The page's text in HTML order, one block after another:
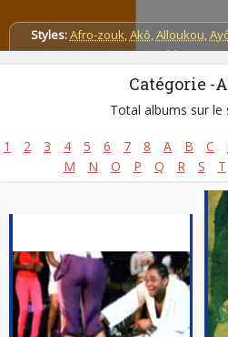
Styles:Afro-zouk,Akô,Alloukou,
Zoblazo,
Catégorie -
Total albums sur le
1 2 3 4 5 6 7 8 A B C
M
N O P Q R S T